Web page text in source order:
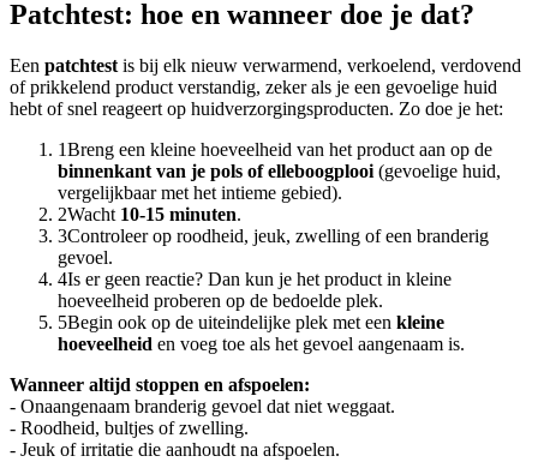
Patchtest: hoe en wanneer doe je dat?
Een patchtest is bij elk nieuw verwarmend, verkoelend, verdovend
of prikkelend product verstandig, zeker als je een gevoelige huid
hebt of snel reageert op huidverzorgingsproducten. Zo doe je het:
1Breng een kleine hoeveelheid van het product aan op de
binnenkant van je pols of elleboogplooi (gevoelige huid,
vergelijkbaar met het intieme gebied).
2Wacht 10-15 minuten.
3Controleer op roodheid, jeuk, zwelling of een branderig
gevoel.
4Is er geen reactie? Dan kun je het product in kleine
hoeveelheid proberen op de bedoelde plek.
5Begin ook op de uiteindelijke plek met een kleine
hoeveelheid en voeg toe als het gevoel aangenaam is.
Wanneer altijd stoppen en afspoelen:
- Onaangenaam branderig gevoel dat niet weggaat.
- Roodheid, bultjes of zwelling.
- Jeuk of irritatie die aanhoudt na afspoelen.